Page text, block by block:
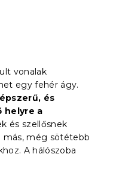
vonalak
egy fehér ágy.
és
helyre a
és szellősnek
más, még sötétebb
A hálószoba